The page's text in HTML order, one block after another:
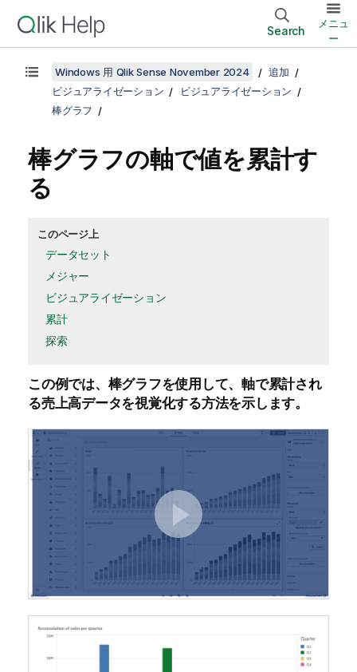
Search
メニュ
ー
Windows 用 Qlik Sense November 2024
追加
ビジュアライゼーション
ビジュアライゼーション
棒グラフ
棒グラフの軸で値を累計す
る
このページ上
データセット
メジャー
ビジュアライゼーション
累計
探索
この例では、棒グラフを使用して、軸で累計され
る売上高データを視覚化する方法を示します。